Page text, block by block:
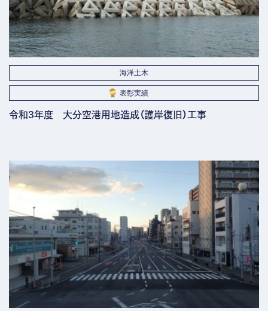
海洋土木
表彰実績
令和3年度 大分空港用地造成（護岸復旧）工事